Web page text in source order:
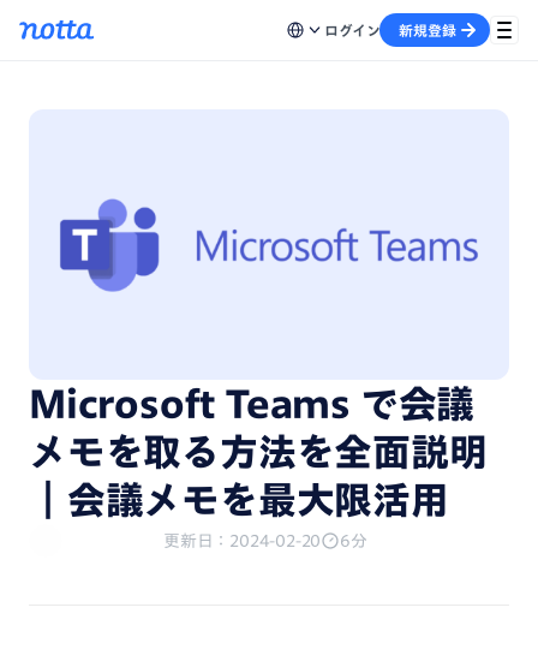
ログイン 新規登録
Microsoft Teams で会議
メモを取る方法を全面説明
｜会議メモを最大限活用
更新日：2024-02-20 6分